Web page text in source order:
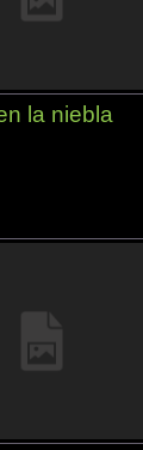
la niebla